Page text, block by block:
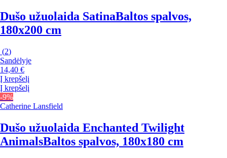
Dušo užuolaida SatinaBaltos spalvos,
180x200 cm
(2)
Sandėlyje
14,40 €
Į krepšelį
Į krepšelį
-9%
Catherine Lansfield
Dušo užuolaida Enchanted Twilight
AnimalsBaltos spalvos, 180x180 cm